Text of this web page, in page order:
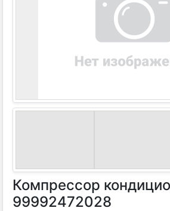
Компрессор
99992472028